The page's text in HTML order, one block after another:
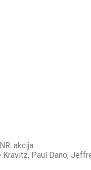
akcija
Kravitz, Paul Dano,